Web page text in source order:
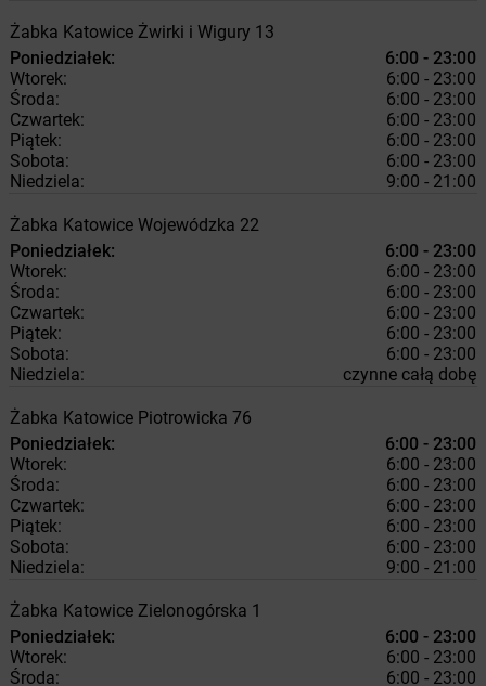
Żabka Katowice Żwirki i Wigury 13
Poniedziałek:
6:00 - 23:00
Wtorek:
6:00 - 23:00
Środa:
6:00 - 23:00
Czwartek:
6:00 - 23:00
Piątek:
6:00 - 23:00
Sobota:
6:00 - 23:00
Niedziela:
9:00 - 21:00
Żabka Katowice Wojewódzka 22
Poniedziałek:
6:00 - 23:00
Wtorek:
6:00 - 23:00
Środa:
6:00 - 23:00
Czwartek:
6:00 - 23:00
Piątek:
6:00 - 23:00
Sobota:
6:00 - 23:00
Niedziela:
czynne całą dobę
Żabka Katowice Piotrowicka 76
Poniedziałek:
6:00 - 23:00
Wtorek:
6:00 - 23:00
Środa:
6:00 - 23:00
Czwartek:
6:00 - 23:00
Piątek:
6:00 - 23:00
Sobota:
6:00 - 23:00
Niedziela:
9:00 - 21:00
Żabka Katowice Zielonogórska 1
Poniedziałek:
6:00 - 23:00
Wtorek:
6:00 - 23:00
Środa:
6:00 - 23:00